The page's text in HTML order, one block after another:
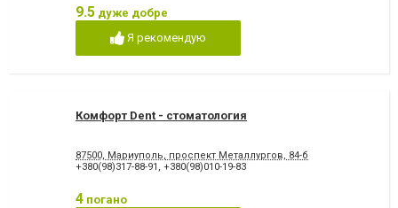
Пьезохірургія в стоматології
Рентген зубів
Рецесія ясен
відновлення емалі
9.5 дуже добре
Я рекомендую
Комфорт Dent - стоматология
87500, Мариуполь, проспект Металлургов, 84-б
+380(98)317-88-91 , +380(98)010-19-83
4 погано